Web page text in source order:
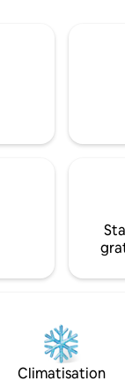
Climatisation